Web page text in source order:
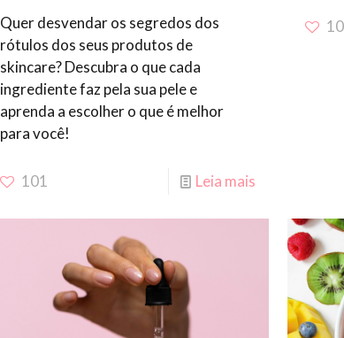
Quer desvendar os segredos dos
rótulos dos seus produtos de
skincare? Descubra o que cada
ingrediente faz pela sua pele e
aprenda a escolher o que é melhor
para você!
101 Leia mais